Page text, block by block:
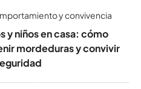
y convivencia
y niños en casa: cómo
mordeduras y convivir